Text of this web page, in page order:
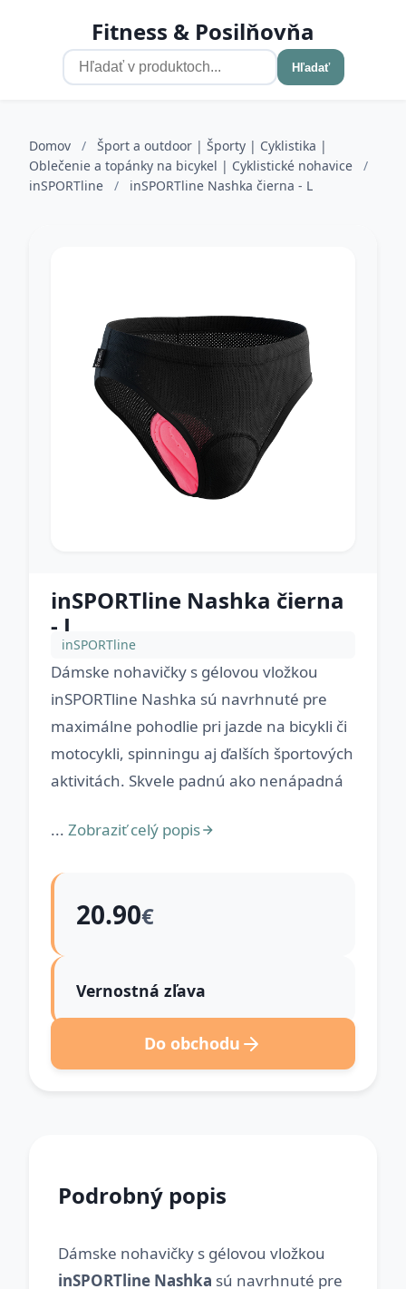
Fitness & Posilňovňa
Hľadať
Domov /
Šport a outdoor | Športy | Cyklistika |
Oblečenie a topánky na bicykel | Cyklistické nohavice
/
inSPORTline
/ inSPORTline Nashka čierna - L
inSPORTline Nashka čierna
- L
inSPORTline
Dámske nohavičky s gélovou vložkou
inSPORTline Nashka sú navrhnuté pre
maximálne pohodlie pri jazde na bicykli či
motocykli, spinningu aj ďalších športových
aktivitách. Skvele padnú ako nenápadná
... Zobraziť celý popis
20.90€
Vernostná zľava
Do obchodu
Podrobný popis
Dámske nohavičky s gélovou vložkou
inSPORTline Nashka sú navrhnuté pre